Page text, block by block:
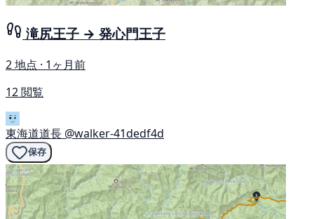
滝尻王子 → 発心門王子
2 地点 · 1ヶ月前
12 閲覧
東海道道長 @walker-41dedf4d
保存